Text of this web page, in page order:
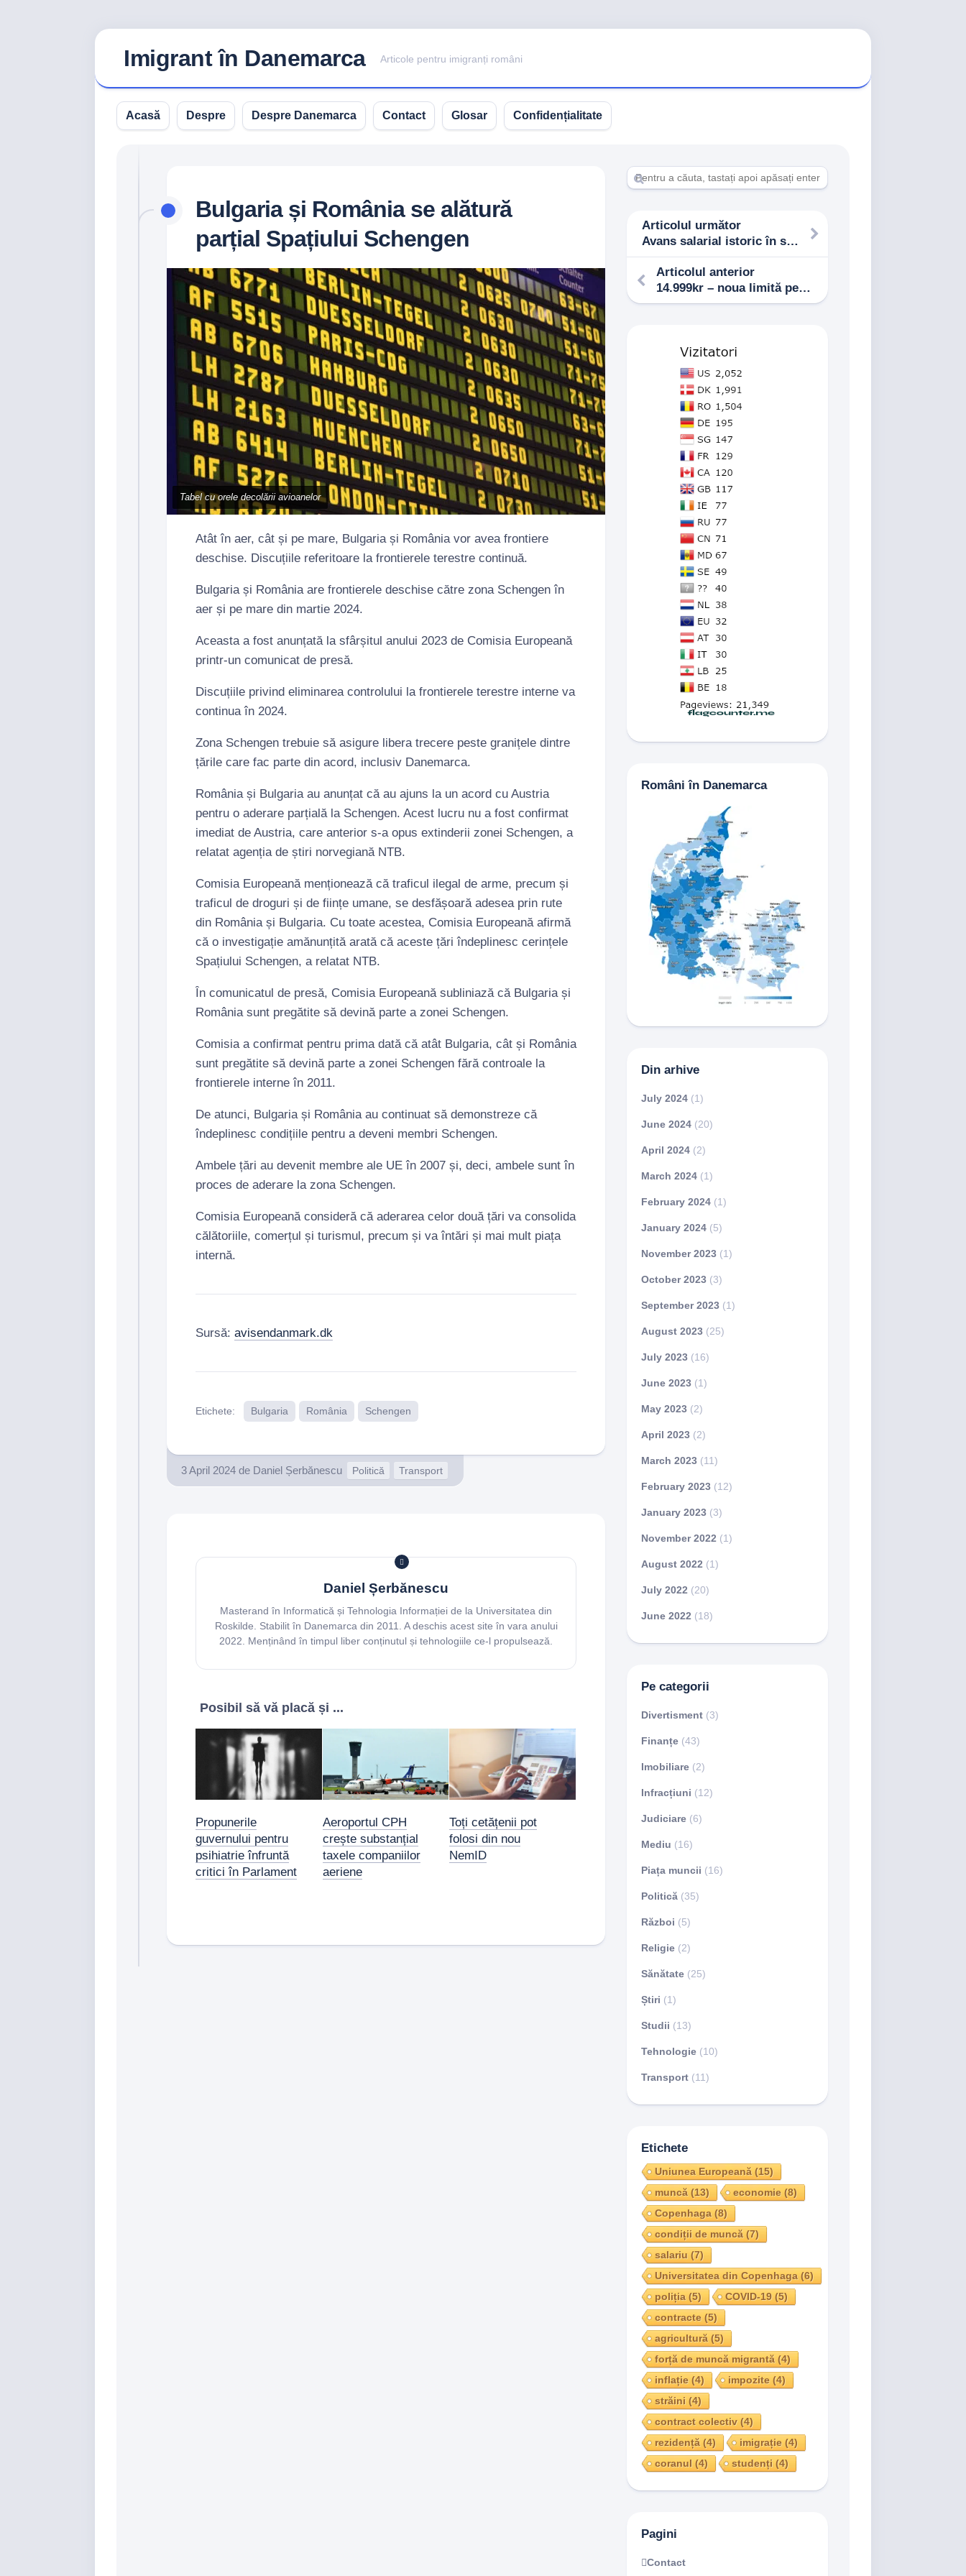
Imigrant în Danemarca Articole pentru imigranți români
Acasă Despre Despre Danemarca Contact Glosar Confidențialitate
Bulgaria și România se alătură
parțial Spațiului Schengen
Tabel cu orele decolării avioanelor
Atât în aer, cât și pe mare, Bulgaria și România vor avea frontiere
deschise. Discuțiile referitoare la frontierele terestre continuă.
Bulgaria și România are frontierele deschise către zona Schengen în
aer și pe mare din martie 2024.
Aceasta a fost anunțată la sfârșitul anului 2023 de Comisia Europeană
printr-un comunicat de presă.
Discuțiile privind eliminarea controlului la frontierele terestre interne va
continua în 2024.
Zona Schengen trebuie să asigure libera trecere peste granițele dintre
țările care fac parte din acord, inclusiv Danemarca.
România și Bulgaria au anunțat că au ajuns la un acord cu Austria
pentru o aderare parțială la Schengen. Acest lucru nu a fost confirmat
imediat de Austria, care anterior s-a opus extinderii zonei Schengen, a
relatat agenția de știri norvegiană NTB.
Comisia Europeană menționează că traficul ilegal de arme, precum și
traficul de droguri și de ființe umane, se desfășoară adesea prin rute
din România și Bulgaria. Cu toate acestea, Comisia Europeană afirmă
că o investigație amănunțită arată că aceste țări îndeplinesc cerințele
Spațiului Schengen, a relatat NTB.
În comunicatul de presă, Comisia Europeană subliniază că Bulgaria și
România sunt pregătite să devină parte a zonei Schengen.
Comisia a confirmat pentru prima dată că atât Bulgaria, cât și România
sunt pregătite să devină parte a zonei Schengen fără controale la
frontierele interne în 2011.
De atunci, Bulgaria și România au continuat să demonstreze că
îndeplinesc condițiile pentru a deveni membri Schengen.
Ambele țări au devenit membre ale UE în 2007 și, deci, ambele sunt în
proces de aderare la zona Schengen.
Comisia Europeană consideră că aderarea celor două țări va consolida
călătoriile, comerțul și turismul, precum și va întări și mai mult piața
internă.
Sursă: avisendanmark.dk
Etichete: Bulgaria România Schengen
3 April 2024 de Daniel Șerbănescu Politică Transport
Daniel Șerbănescu
Masterand în Informatică și Tehnologia Informației de la Universitatea din
Roskilde. Stabilit în Danemarca din 2011. A deschis acest site în vara anului
2022. Menținând în timpul liber conținutul și tehnologiile ce-l propulsează.
Posibil să vă placă și ...
Propunerile
guvernului pentru
psihiatrie înfruntă
critici în Parlament
Aeroportul CPH
crește substanțial
taxele companiilor
aeriene
Toți cetățenii pot
folosi din nou
NemID
Articolul următor
Avans salarial istoric în sectorul privat, nemaiîntâlnit de 35 de ani
Articolul anterior
14.999kr – noua limită pentru plățile numerar în Danemarca
Români în Danemarca
Din arhive
July 2024 (1)
June 2024 (20)
April 2024 (2)
March 2024 (1)
February 2024 (1)
January 2024 (5)
November 2023 (1)
October 2023 (3)
September 2023 (1)
August 2023 (25)
July 2023 (16)
June 2023 (1)
May 2023 (2)
April 2023 (2)
March 2023 (11)
February 2023 (12)
January 2023 (3)
November 2022 (1)
August 2022 (1)
July 2022 (20)
June 2022 (18)
Pe categorii
Divertisment (3)
Finanțe (43)
Imobiliare (2)
Infracțiuni (12)
Judiciare (6)
Mediu (16)
Piața muncii (16)
Politică (35)
Război (5)
Religie (2)
Sănătate (25)
Știri (1)
Studii (13)
Tehnologie (10)
Transport (11)
Etichete
Uniunea Europeană (15)
muncă (13) economie (8)
Copenhaga (8)
condiții de muncă (7)
salariu (7)
Universitatea din Copenhaga (6)
poliția (5) COVID-19 (5)
contracte (5)
agricultură (5)
forță de muncă migrantă (4)
inflație (4) impozite (4)
străini (4)
contract colectiv(4)
rezidență (4) imigrație (4)
coranul (4) studenți (4)
Pagini
Contact